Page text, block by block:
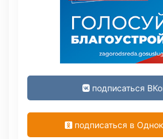
подписаться
подписаться в